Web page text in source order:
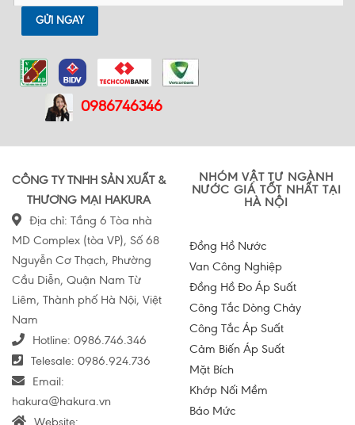
GỬI NGAY
0986746346
CÔNG TY TNHH SẢN XUẤT &
THƯƠNG MẠI HAKURA
Địa chỉ: Tầng 6 Tòa nhà
MD Complex (tòa VP), Số 68
Nguyễn Cơ Thạch, Phường
Cầu Diễn, Quận Nam Từ
Liêm, Thành phố Hà Nội, Việt
Nam
Hotline: 0986.746.346
Telesale: 0986.924.736
Email:
hakura@hakura.vn
Website:
NHÓM VẬT TƯ NGÀNH
NƯỚC GIÁ TỐT NHẤT TẠI
HÀ NỘI
Đồng Hồ Nước
Van Công Nghiệp
Đồng Hồ Đo Áp Suất
Công Tắc Dòng Chảy
Công Tắc Áp Suất
Cảm Biến Áp Suất
Mặt Bích
Khớp Nối Mềm
Báo Mức